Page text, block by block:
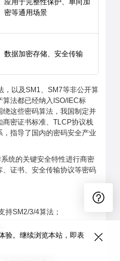
应用于完整性保护、单向加
密等通用场景
数据加密存储、安全传输
，以及SM1、SM7等非公开算
法都已经纳入ISO/IEC标
这些密码算法，我国制定并
密证书标准、TLCP协议栈
指导了国内的密码安全产业
统的关键安全特性进行商密
证书、安全传输协议等密码
持SM2/3/4算法；
验。继续浏览本站，即表